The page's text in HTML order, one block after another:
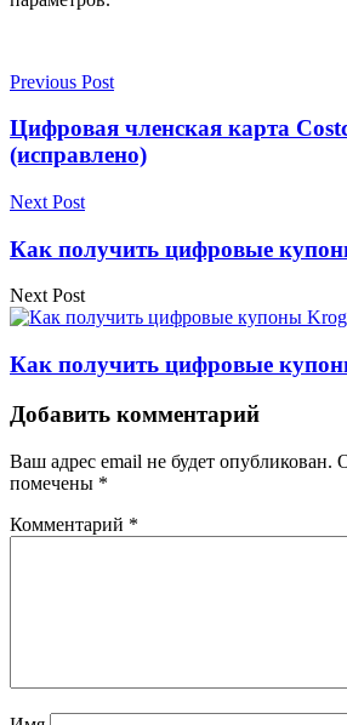
Previous Post
Цифровая членская карта
(исправлено)
Next Post
Как получить цифровые
Next Post
Как получить цифровые
Добавить комментарий
Ваш адрес email не будет опубликован.
помечены *
Комментарий *